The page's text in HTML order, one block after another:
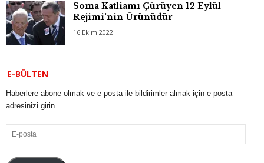
Soma Katliamı Çürüyen 12 Eylül
Rejimi’nin Ürünüdür
16 Ekim 2022
E-BÜLTEN
Haberlere abone olmak ve e-posta ile bildirimler almak için e-posta
adresinizi girin.
E-
posta